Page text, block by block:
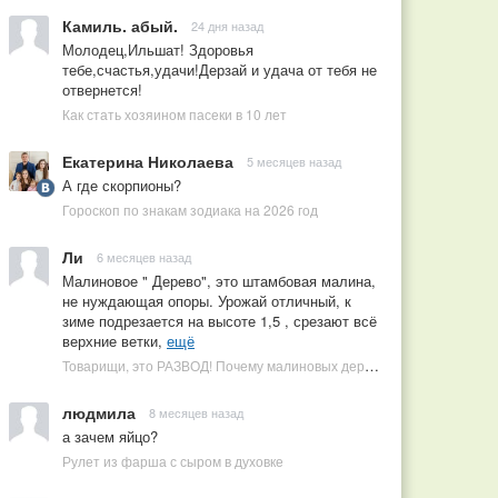
Камиль. абый. 24 дня назад
Молодец,Ильшат! Здоровья
тебе,счастья,удачи!Дерзай и удача от тебя не
отвернется!
Как стать хозяином пасеки в 10 лет
Екатерина Николаева 5 месяцев назад
А где скорпионы?
Гороскоп по знакам зодиака на 2026 год
Ли 6 месяцев назад
Малиновое " Дерево", это штамбовая малина,
не нуждающая опоры. Урожай отличный, к
зиме подрезается на высоте 1,5 , срезают всё
верхние ветки, ещё
Товарищи, это РАЗВОД! Почему малиновых деревьев не бывает, или Как ушлые продавцы наживаются на мечтах садоводов
людмила 8 месяцев назад
а зачем яйцо?
Рулет из фарша с сыром в духовке